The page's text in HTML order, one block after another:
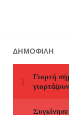
ΔΗΜΟΦΙΛΉ